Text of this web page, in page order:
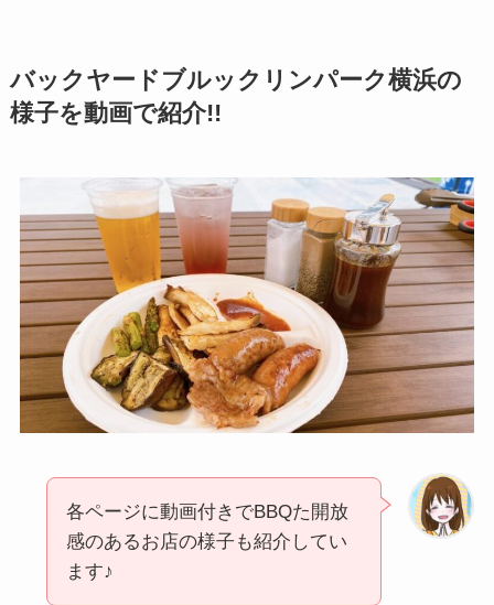
バックヤードブルックリンパーク横浜の
様子を動画で紹介!!
各ページに動画付きでBBQた開放
感のあるお店の様子も紹介してい
ます♪